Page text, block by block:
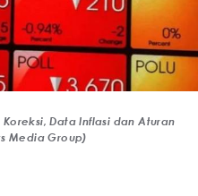
Data Inflasi dan Aturan
Media Group)